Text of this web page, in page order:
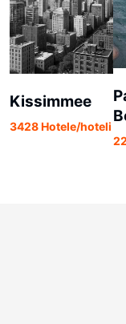
Kissimmee
3428 Hotele/hoteli